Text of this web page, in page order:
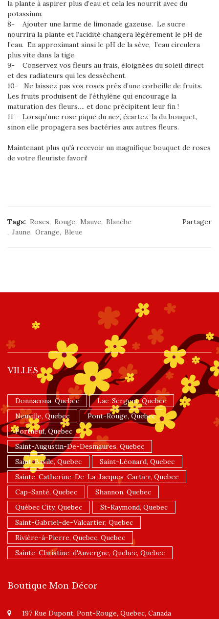
la plante à aspirer plus d’eau et cela les nourrit avec du
potassium.
8- Ajouter une larme de limonade gazeuse. Le sucre
nourrira la plante et l’acidité changera légèrement le pH de
l’eau. En approximant ainsi le pH de la sève, l’eau circulera
plus vite dans la tige.
9- Conservez vos fleurs au frais, éloignées du soleil direct
et des radiateurs qui les dessèchent.
10- Ne laissez pas vos roses près d’une corbeille de fruits.
Les fruits produisent de l’éthylène qui encourage la
maturation des fleurs…. et donc précipitent leur fin !
11- Lorsqu’une rose pique du nez, écartez-la du bouquet,
sinon elle propagera ses bactéries aux autres fleurs.
Maintenant plus qu'à recevoir un magnifique bouquet de roses
de votre fleuriste favori!
Tags: Roses Rouge Mauve
Blanche
Jaune
Orange Bleue
Partager
VILLES
Donnacona, Quebec
Lac-Sergent, Quebec
Neuville, Quebec
Pont-Rouge, Quebec
Portneuf, Quebec
Saint-Augustin-De-Desmaures, Quebec
Saint-Basile, Quebec
Saint-Léonard, Quebec
Sainte-Catherine-De-La-Jacques-Cartier, Quebec
Cap-Santé, Quebec
Shannon, Quebec
Québec City, Quebec
St-Raymond, Quebec
Saint-Gabriel-de-Valcartier, Quebec
Rivière-à-Pierre, Quebec, Quebec
Sainte-Christine-d'Auvergne, Quebec, Quebec
Boutique Mon Décor
197 Rue Dupont, Pont-Rouge, Quebec, Canada